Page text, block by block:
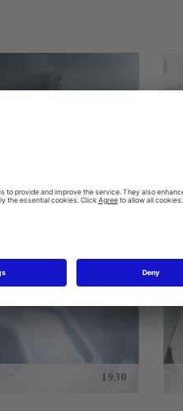
Architec
1930